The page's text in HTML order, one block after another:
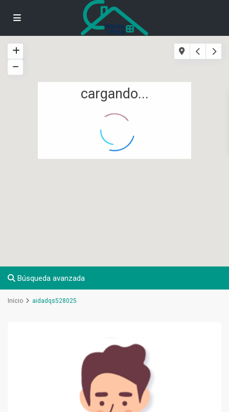
cargando...
Búsqueda avanzada
Inicio aidadqs528025